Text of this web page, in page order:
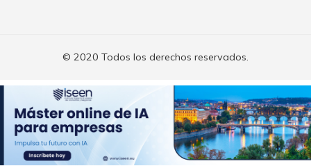
© 2020 Todos los derechos reservados.